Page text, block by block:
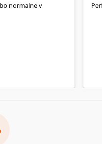
normalne v